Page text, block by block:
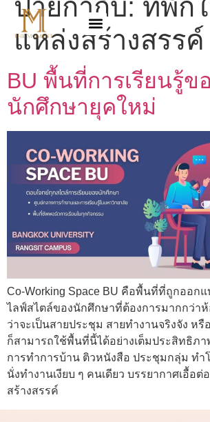
ป้ายกำกับ: ที่พัก
แหล่งสร้างสรรค์
BU พื้นที่การเรียนรู้ข
นักศึกษายุคใหม่
Co-Working Space BU คือพื้นที่ที่ถูกออก
ไลฟ์สไตล์ของนักศึกษาที่ต้องการมากกว่าห้
ว่าจะเป็นสายประชุม สายทำงานจริงจัง หรื
ก็สามารถใช้พื้นที่นี้ได้อย่างเต็มประสิทธิภ
การทำการบ้าน ติวหนังสือ ประชุมกลุ่ม ทำ
นั่งทำงานเงียบ ๆ คนเดียว บรรยากาศเอื้อ
สร้างสรรค์